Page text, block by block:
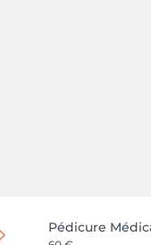
chaque jour et
Pédicure